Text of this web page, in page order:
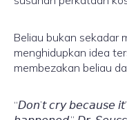
Beliau bukan sekadar
menghidupkan idea
membezakan beliau
“𝘋𝘰𝘯’𝘵 𝘤𝘳𝘺 𝘣𝘦𝘤𝘢𝘶𝘴𝘦